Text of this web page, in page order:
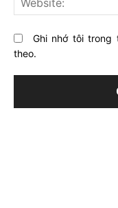
Ghi nhớ tôi trong
theo.